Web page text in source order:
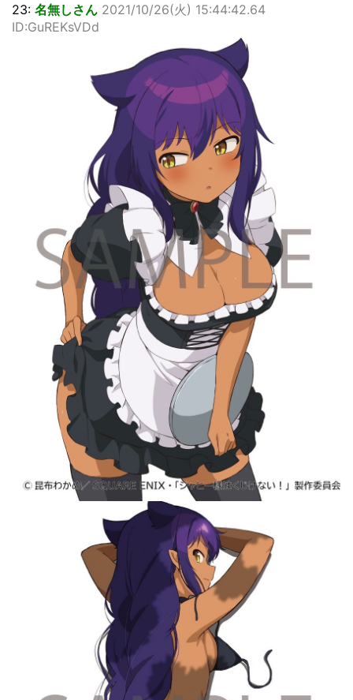
23: 名無しさん 2021/10/26(火) 15:44:42.64
ID:GuREKsVDd